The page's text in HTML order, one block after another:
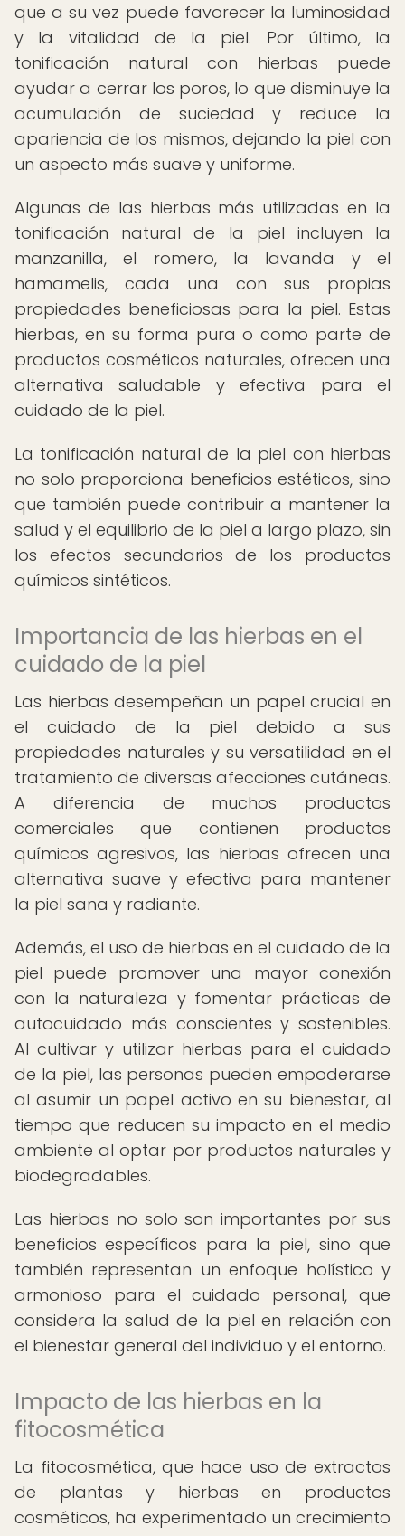
que a su vez puede favorecer la luminosidad
y la vitalidad de la piel. Por último, la
tonificación natural con hierbas puede
ayudar a cerrar los poros, lo que disminuye la
acumulación de suciedad y reduce la
apariencia de los mismos, dejando la piel con
un aspecto más suave y uniforme.
Algunas de las hierbas más utilizadas en la
tonificación natural de la piel incluyen la
manzanilla, el romero, la lavanda y el
hamamelis, cada una con sus propias
propiedades beneficiosas para la piel. Estas
hierbas, en su forma pura o como parte de
productos cosméticos naturales, ofrecen una
alternativa saludable y efectiva para el
cuidado de la piel.
La tonificación natural de la piel con hierbas
no solo proporciona beneficios estéticos, sino
que también puede contribuir a mantener la
salud y el equilibrio de la piel a largo plazo, sin
los efectos secundarios de los productos
químicos sintéticos.
Importancia de las hierbas en el
cuidado de la piel
Las hierbas desempeñan un papel crucial en
el cuidado de la piel debido a sus
propiedades naturales y su versatilidad en el
tratamiento de diversas afecciones cutáneas.
A diferencia de muchos productos
comerciales que contienen productos
químicos agresivos, las hierbas ofrecen una
alternativa suave y efectiva para mantener
la piel sana y radiante.
Además, el uso de hierbas en el cuidado de la
piel puede promover una mayor conexión
con la naturaleza y fomentar prácticas de
autocuidado más conscientes y sostenibles.
Al cultivar y utilizar hierbas para el cuidado
de la piel, las personas pueden empoderarse
al asumir un papel activo en su bienestar, al
tiempo que reducen su impacto en el medio
ambiente al optar por productos naturales y
biodegradables.
Las hierbas no solo son importantes por sus
beneficios específicos para la piel, sino que
también representan un enfoque holístico y
armonioso para el cuidado personal, que
considera la salud de la piel en relación con
el bienestar general del individuo y el entorno.
Impacto de las hierbas en la
fitocosmética
La fitocosmética, que hace uso de extractos
de plantas y hierbas en productos
cosméticos, ha experimentado un crecimiento